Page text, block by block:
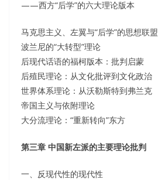
——西方“后学”的六大理论版本
马克思主义、左翼与“后学”的思想联盟
波兰尼的“大转型”理论
后现代话语的福柯版本：批判启蒙
后殖民理论：从文化批评到文化政治
世界体系理论：从沃勒斯特到弗兰克
帝国主义与依附理论
大分流理论：“重新转向”东方
第三章 中国新左派的主要理论批判
一、反现代性的现代性